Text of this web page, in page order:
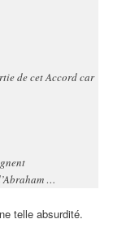
de cet Accord car
…
telle absurdité.